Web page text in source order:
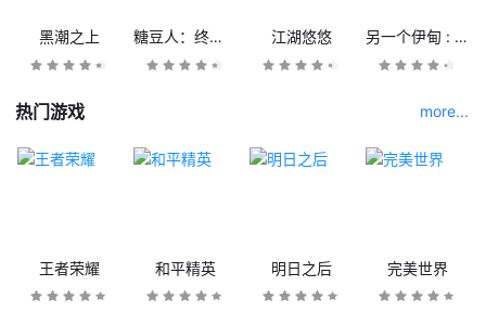
黑潮之上 糖豆人：终极淘汰赛 江湖悠悠 另一个伊甸 : 超越时空的猫
热门游戏 more...
王者荣耀 和平精英 明日之后 完美世界